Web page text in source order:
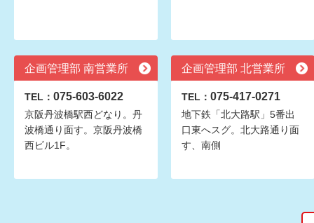
企画管理部 南営業所
TEL： 075-603-6022
京阪丹波橋駅西どなり。丹
波橋通り面す。京阪丹波橋
西ビル1F。
企画管理部 北営業所
TEL： 075-417-0271
地下鉄「北大路駅」5番出
口東へスグ。北大路通り面
す、南側